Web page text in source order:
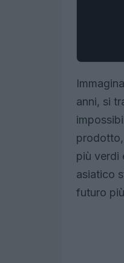
anni, si
più verdi
asiatico
futuro